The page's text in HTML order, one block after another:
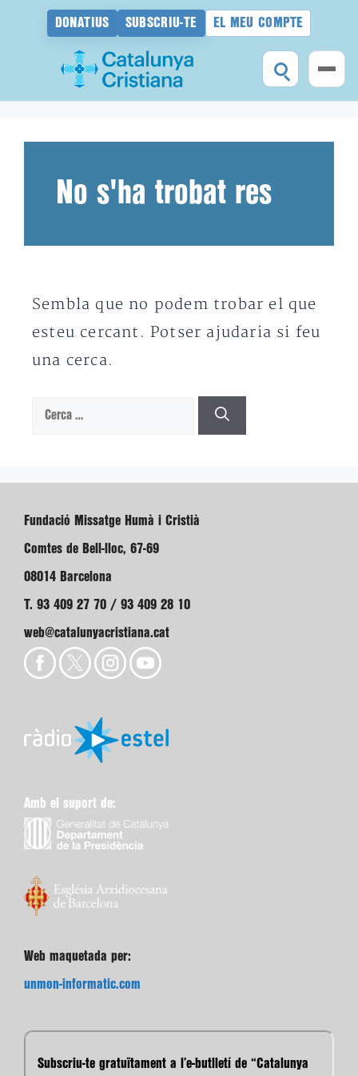
DONATIUS SUBSCRIU-TE EL MEU COMPTE
No s'ha trobat res
Sembla que no podem trobar el que
esteu cercant. Potser ajudaria si feu
una cerca.
Cerca:
Fundació Missatge Humà i Cristià
Comtes de Bell-lloc, 67-69
08014 Barcelona
T. 93 409 27 70 / 93 409 28 10
web@catalunyacristiana.cat
Amb el suport de:
Web maquetada per:
unmon-informatic.com
Subscriu-te gratuïtament a l’e-butlletí de “Catalunya